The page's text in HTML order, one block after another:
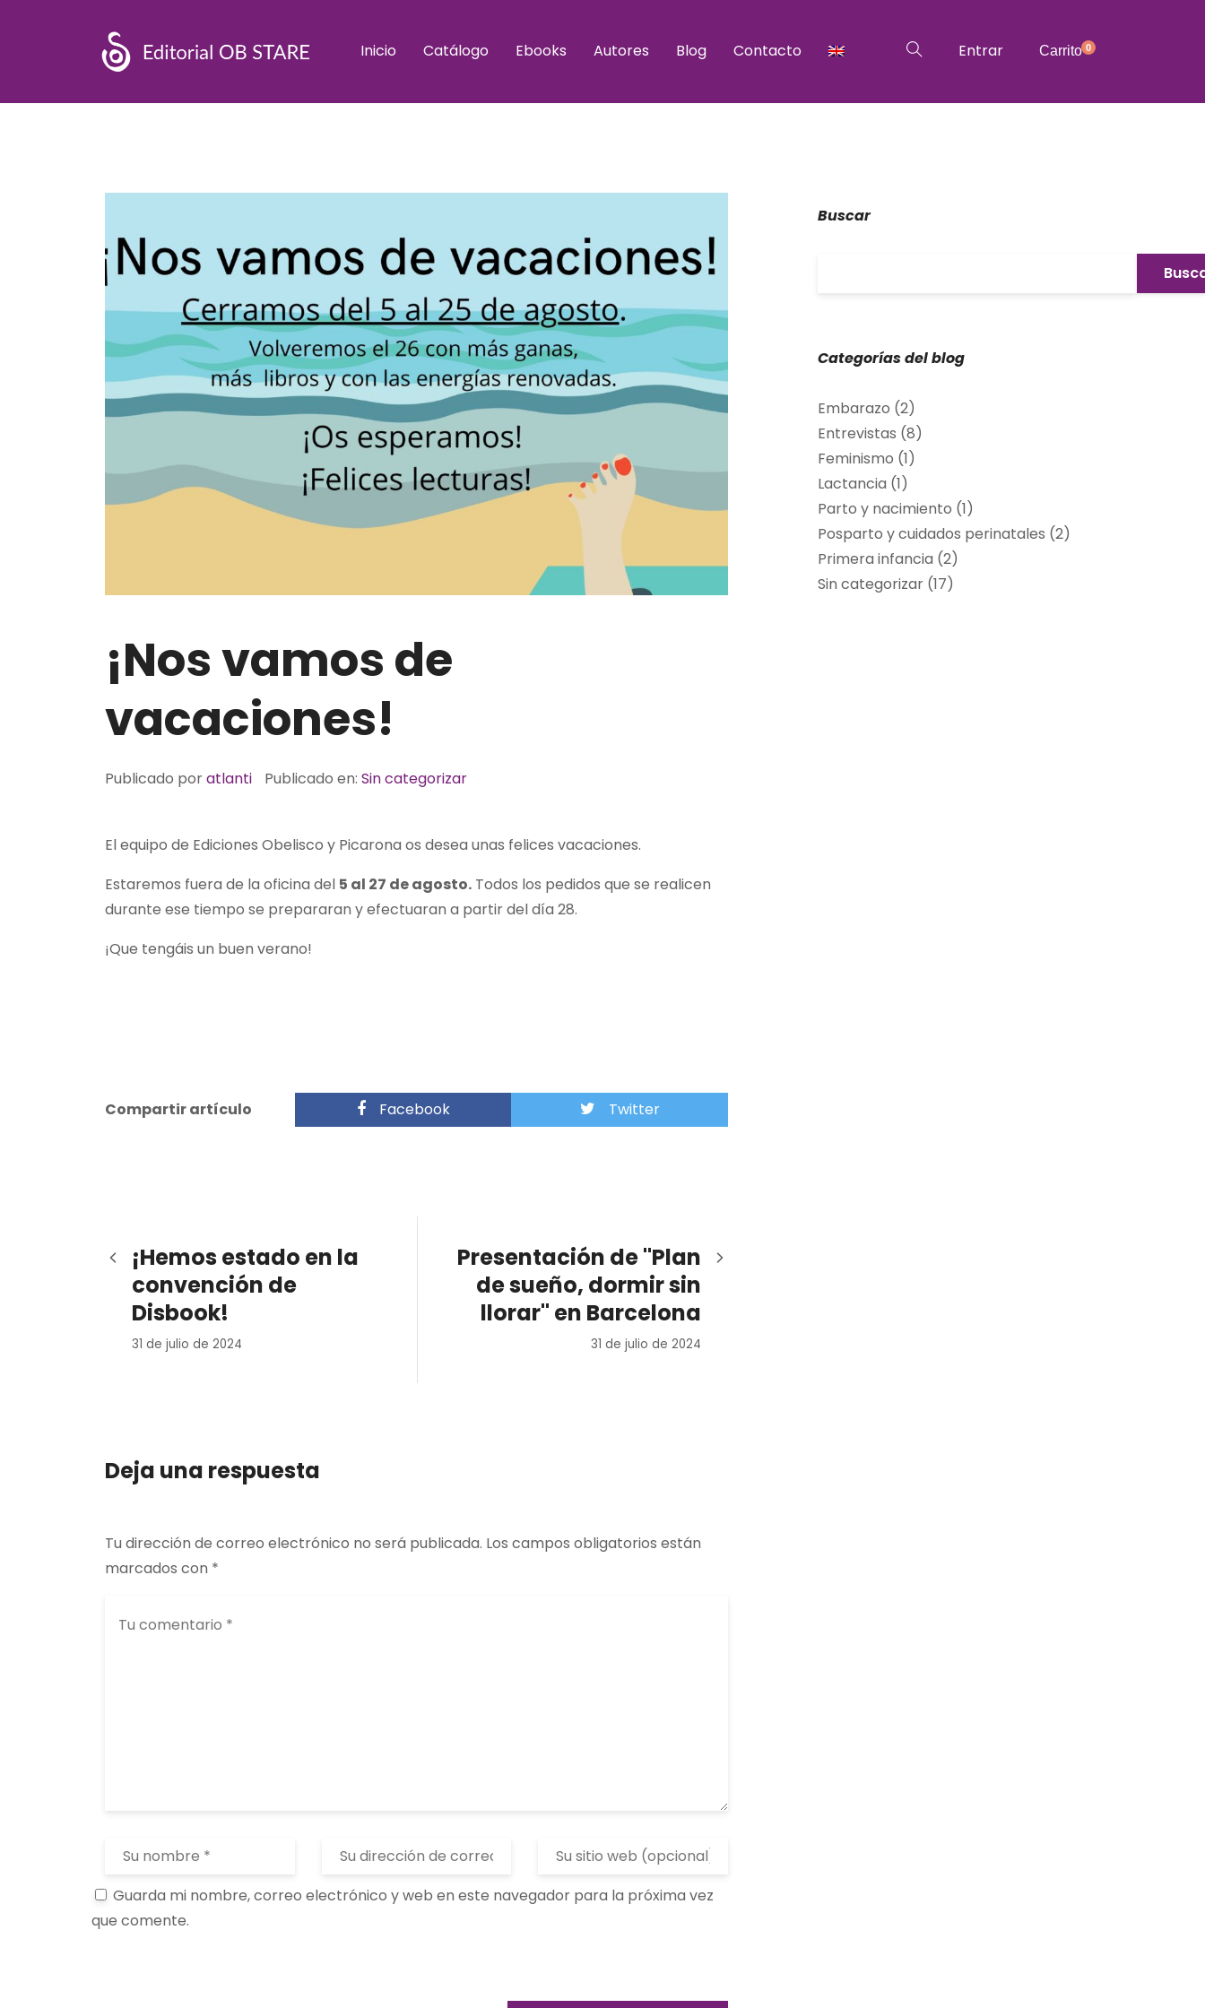
Inicio Catálogo Ebooks Autores Blog Contacto Entrar Carrito0
¡Nos vamos de
vacaciones!
Publicado poratlanti Publicado en: Sin categorizar
El equipo de Ediciones Obelisco y Picarona os desea unas felices vacaciones.
Estaremos fuera de la oficina del 5 al 27 de agosto. Todos los pedidos que se realicen
durante ese tiempo se prepararan y efectuaran a partir del día 28.
¡Que tengáis un buen verano!
Compartir artículo Facebook Twitter
¡Hemos estado en la
convención de
Disbook!
31 de julio de 2024
Presentación de "Plan
de sueño, dormir sin
llorar" en Barcelona
31 de julio de 2024
Deja una respuesta
Tu dirección de correo electrónico no será publicada. Los campos obligatorios están
marcados con *
Guarda mi nombre, correo electrónico y web en este navegador para la próxima vez
que comente.
Buscar
Categorías del blog
Embarazo (2)
Entrevistas (8)
Feminismo (1)
Lactancia (1)
Parto y nacimiento (1)
Posparto y cuidados perinatales (2)
Primera infancia (2)
Sin categorizar (17)